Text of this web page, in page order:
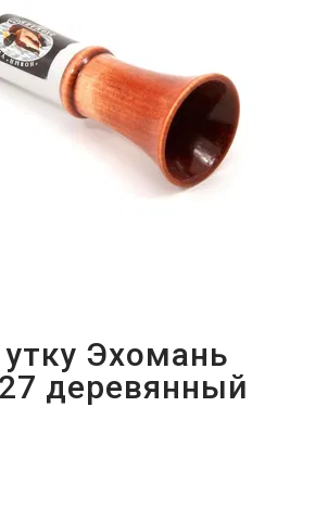
Эхомань
деревянный